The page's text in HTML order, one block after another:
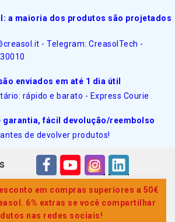
a maioria dos produtos são projetados
- Telegram: CreasolTech -
enviados em até 1 dia útil
rápido e barato - Express Courie
garantia, fácil devolução/reembolso
de devolver produtos!
em compras superiores a 50€
6% extras se você compartilhar
nas redes sociais!